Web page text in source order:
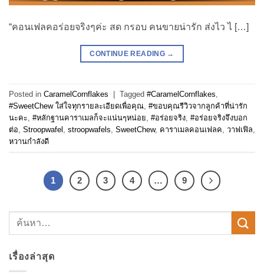
“คอนเฟลคอร่อยจริงๆค่ะ สด กรอบ คนขายน่ารัก ส่งไว ไ […]
CONTINUE READING →
Posted in CaramelCornflakes | Tagged #CaramelCornflakes
#SweetChew ใส่ใจทุกรายละเอียดเพื่อคุณ #ขอบคุณรีวิวจากลูกค้าที่น่ารัก
นะคะ #หลักฐานคาราเมลก็จะแน่นๆหน่อย #อร่อยจริง #อร่อยจริงจึงบอก
ต่อ Stroopwafel stroopwafels SweetChew, คาราเมลคอนเฟลค วาฟเฟิล
หวานกำลังดี
1 2 3 4 … 9
เรื่องล่าสุด